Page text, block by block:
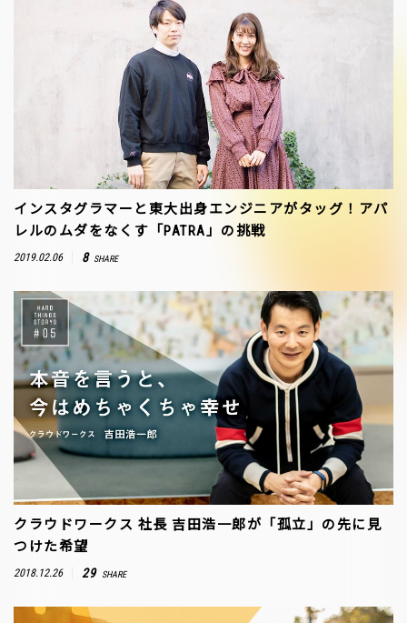
インスタグラマーと東大出身エンジニアがタッグ！アパ
レルのムダをなくす「PATRA」の挑戦
2019.02.06 8 SHARE
クラウドワークス 社長 吉田浩一郎が「孤立」の先に見
つけた希望
2018.12.26 29 SHARE